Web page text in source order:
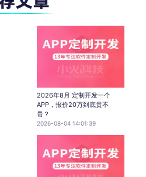
2026年8月 定制开发一个
APP，报价20万到底贵不
贵？
2026-08-04 14:01:39